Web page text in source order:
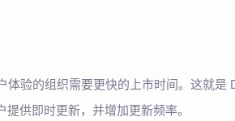
体验的组织需要更快的上市时间。这就
供即时更新，并增加更新频率。